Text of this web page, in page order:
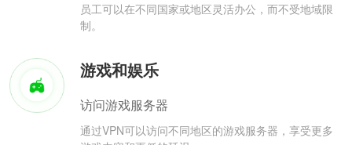
员工可以在不同国家或地区灵活办公，而不受地域限
制。
游戏和娱乐
访问游戏服务器
通过VPN可以访问不同地区的游戏服务器，享受更多